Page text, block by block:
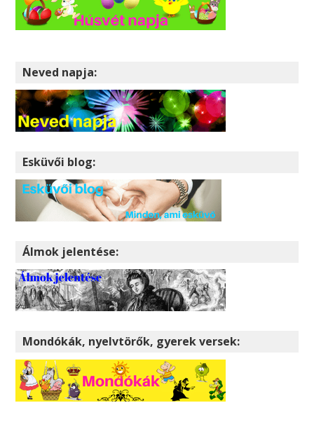
Neved napja:
Esküvői blog:
Álmok jelentése:
Mondókák, nyelvtörők, gyerek versek: